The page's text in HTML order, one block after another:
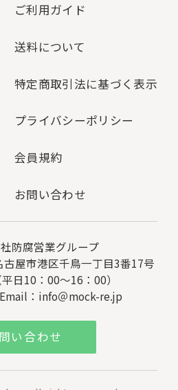
ご利用ガイド
送料について
特定商取引法に基づく表示
プライバシーポリシー
会員規約
お問い合わせ
防腐営業グループ
屋市港区千鳥一丁目3番17号
日10：00～16：00）
Email： info＠mock-re.jp
い合わせ